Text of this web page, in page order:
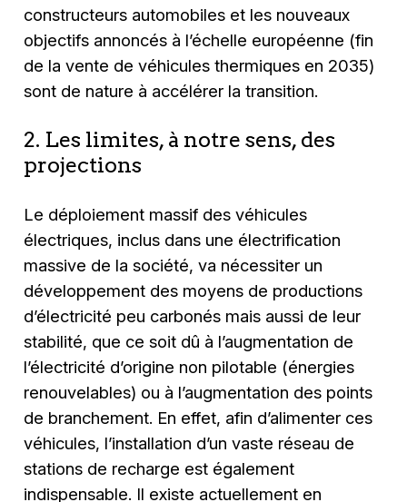
constructeurs automobiles et les nouveaux
objectifs annoncés à l’échelle européenne (fin
de la vente de véhicules thermiques en 2035)
sont de nature à accélérer la transition.
2. Les limites, à notre sens, des
projections
Le déploiement massif des véhicules
électriques, inclus dans une électrification
massive de la société, va nécessiter un
développement des moyens de productions
d’électricité peu carbonés mais aussi de leur
stabilité, que ce soit dû à l’augmentation de
l’électricité d’origine non pilotable (énergies
renouvelables) ou à l’augmentation des points
de branchement. En effet, afin d’alimenter ces
véhicules, l’installation d’un vaste réseau de
stations de recharge est également
indispensable. Il existe actuellement en